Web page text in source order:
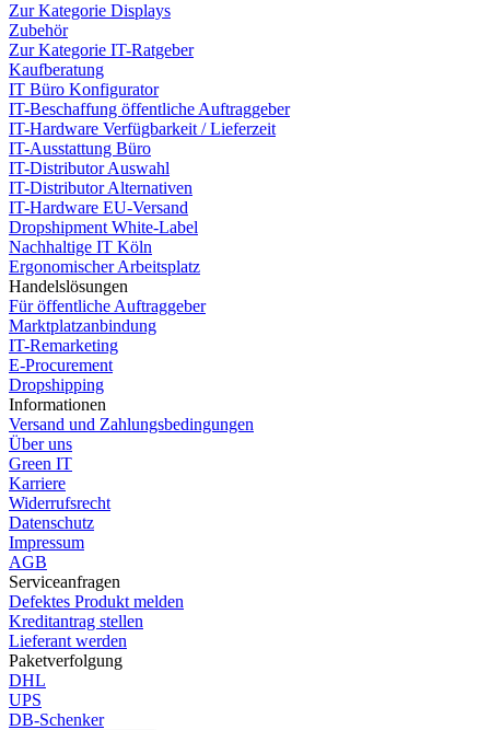
Zur Kategorie Displays
Zubehör
Zur Kategorie IT-Ratgeber
Kaufberatung
IT Büro Konfigurator
IT-Beschaffung öffentliche Auftraggeber
IT-Hardware Verfügbarkeit / Lieferzeit
IT-Ausstattung Büro
IT-Distributor Auswahl
IT-Distributor Alternativen
IT-Hardware EU-Versand
Dropshipment White-Label
Nachhaltige IT Köln
Ergonomischer Arbeitsplatz
Handelslösungen
Für öffentliche Auftraggeber
Marktplatzanbindung
IT-Remarketing
E-Procurement
Dropshipping
Informationen
Versand und Zahlungsbedingungen
Über uns
Green IT
Karriere
Widerrufsrecht
Datenschutz
Impressum
AGB
Serviceanfragen
Defektes Produkt melden
Kreditantrag stellen
Lieferant werden
Paketverfolgung
DHL
UPS
DB-Schenker